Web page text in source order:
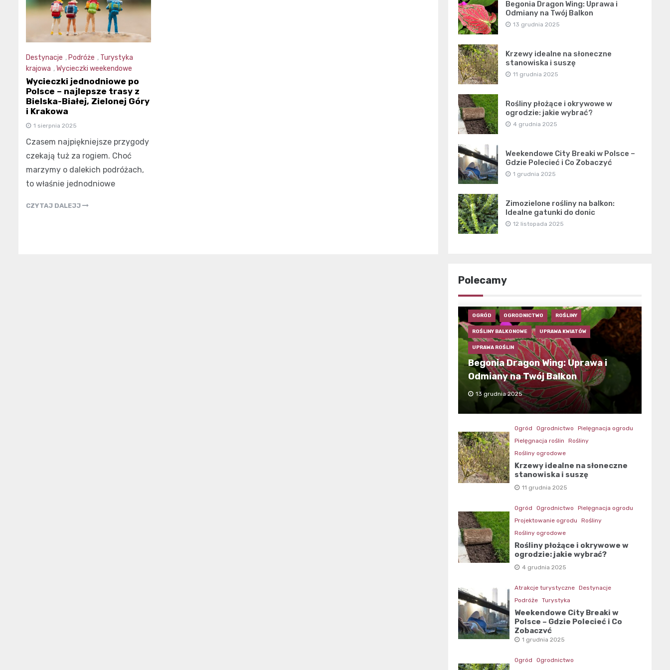
Destynacje , Podróże , Turystyka
krajowa ,Wycieczki weekendowe
Wycieczki jednodniowe po
Polsce – najlepsze trasy z
Bielska-Białej, Zielonej Góry
i Krakowa
1 sierpnia 2025
Czasem najpiękniejsze przygody
czekają tuż za rogiem. Choć
marzymy o dalekich podróżach,
to właśnie jednodniowe
CZYTAJ DALEJJ
Begonia Dragon Wing: Uprawa i
Odmiany na Twój Balkon
13 grudnia 2025
Krzewy idealne na słoneczne
stanowiska i suszę
11 grudnia 2025
Rośliny płożące i okrywowe w
ogrodzie: jakie wybrać?
4 grudnia 2025
Weekendowe City Breaki w Polsce –
Gdzie Polecieć i Co Zobaczyć
1 grudnia 2025
Zimozielone rośliny na balkon:
Idealne gatunki do donic
12 listopada 2025
Polecamy
OGRÓD OGRODNICTWO ROŚLINY
ROŚLINY BALKONOWE UPRAWA KWIATÓW
UPRAWA ROŚLIN
Begonia Dragon Wing: Uprawa i
Odmiany na Twój Balkon
13 grudnia 2025
Ogród Ogrodnictwo
Pielęgnacja ogrodu
Pielęgnacja roślin
Rośliny
Rośliny ogrodowe
Krzewy idealne na słoneczne
stanowiska i suszę
11 grudnia 2025
Ogród Ogrodnictwo
Pielęgnacja ogrodu
Projektowanie ogrodu
Rośliny
Rośliny ogrodowe
Rośliny płożące i okrywowe w
ogrodzie: jakie wybrać?
4 grudnia 2025
Atrakcje turystyczne Destynacje
Podróże Turystyka
Weekendowe City Breaki w
Polsce – Gdzie Polecieć i Co
Zobaczyć
1 grudnia 2025
Ogród
Ogrodnictwo